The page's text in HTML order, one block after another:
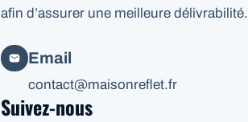
afin d’assurer une meilleure délivrabilité.
Email
contact@maisonreflet.fr
Suivez-nous